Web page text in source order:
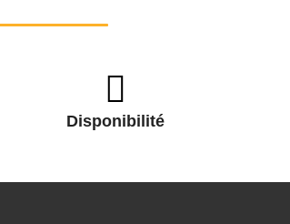
Disponibilité